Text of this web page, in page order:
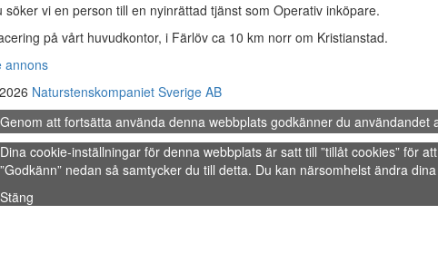
söker vi en person till en nyinrättad tjänst som Operativ inköpare.
på vårt huvudkontor, i Färlöv ca 10 km norr om Kristianstad.
annons
Naturstenskompaniet Sverige AB
Genom att fortsätta använda denna webbplats godkänner du användandet
Dina cookie-inställningar för denna webbplats är satt till ”tillåt cookies” för
”Godkänn” nedan så samtycker du till detta. Du kan närsomhelst ändra
Stäng